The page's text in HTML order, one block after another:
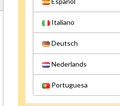
Italiano
Deutsch
Nederlands
Portuguesa